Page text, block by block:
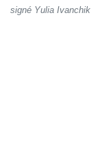
signé Yulia Ivanchik